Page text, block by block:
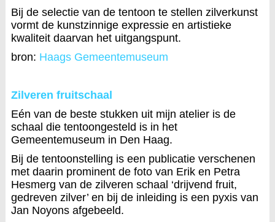
Bij de selectie van de tentoon te stellen zilverkunst
vormt de kunstzinnige expressie en artistieke
kwaliteit daarvan het uitgangspunt.
bron: Haags Gemeentemuseum
Zilveren fruitschaal
Eén van de beste stukken uit mijn atelier is de
schaal die tentoongesteld is in het
Gemeentemuseum in Den Haag.
Bij de tentoonstelling is een publicatie verschenen
met daarin prominent de foto van Erik en Petra
Hesmerg van de zilveren schaal ‘drijvend fruit,
gedreven zilver’ en bij de inleiding is een pyxis van
Jan Noyons afgebeeld.